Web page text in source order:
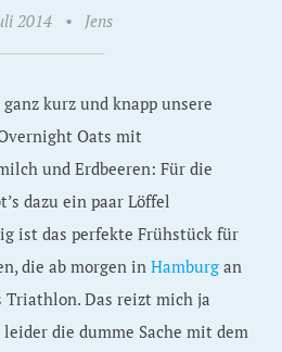
2014 • Jens
kurz und knapp unsere
Oats mit
und Erdbeeren: Für die
dazu ein paar Löffel
ist das perfekte Frühstück für
die ab morgen inHamburg an
Triathlon. Das reizt mich ja
die dumme Sache mit dem